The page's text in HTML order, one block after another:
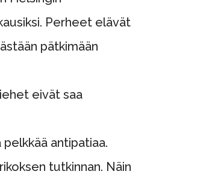
Perheet elävät
pätkimään
eivät saa
antipatiaa.
tutkinnan. Näin